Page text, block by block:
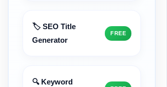
🏷️ SEO Title
Generator
FREE
🔍 Keyword